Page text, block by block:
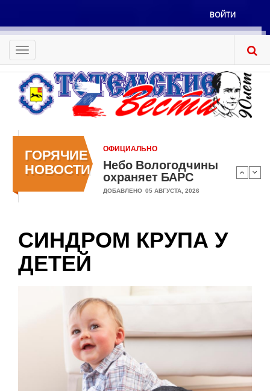
основному
содержанию
Меню
учётной
записи
пользователя
ВОЙТИ
Toggle
navigation
ГОРЯЧИЕ
НОВОСТИ
ОФИЦИАЛЬНО
Небо Вологодчины
охраняет БАРС
ДОБАВЛЕНО 05 АВГУСТА, 2026
СИНДРОМ КРУПА У
ДЕТЕЙ